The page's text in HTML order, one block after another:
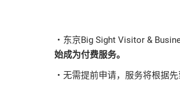
・东京Big Sight Visitor &
始成为付费服务。
・无需提前申请，服务将根据